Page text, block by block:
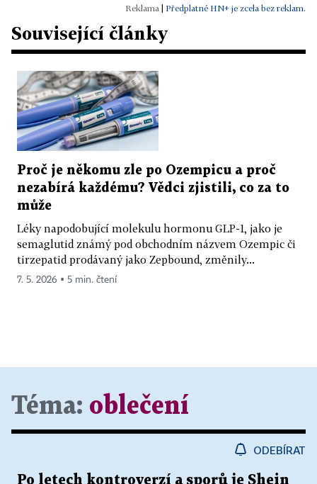
Předplatné HN+ je zcela bez reklam.
Související články
Proč je někomu zle po Ozempicu a proč
nezabírá každému? Vědci zjistili, co za to
může
Léky napodobující molekulu hormonu GLP-1, jako je
semaglutid známý pod obchodním názvem Ozempic či
tirzepatid prodávaný jako Zepbound, změnily...
7. 5. 2026 ▪ 5 min. čtení
Téma: oblečení
ODEBÍRAT
Po letech kontroverzí a sporů je Shein